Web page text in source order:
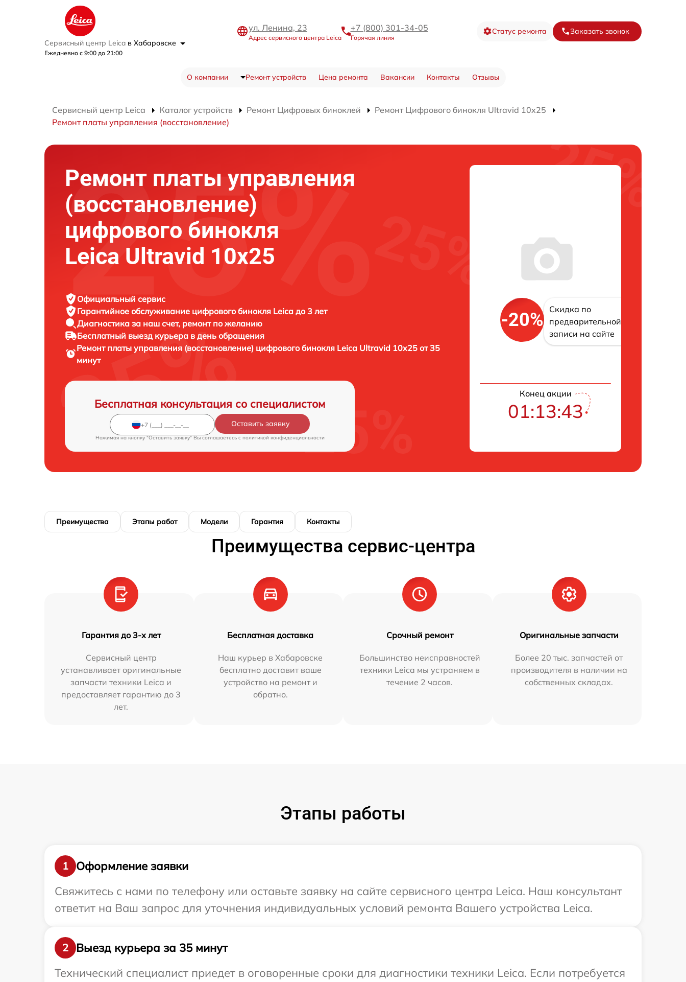
Сервисный центр Leica в Хабаровске
Ежедневно с 9:00 до 21:00
ул. Ленина, 23
Адрес сервисного центра Leica
+7 (800) 301-34-05
Горячая линия
Статус ремонта Заказать звонок
О компании Ремонт устройств Цена ремонта Вакансии Контакты Отзывы
Сервисный центр Leica Каталог устройств Ремонт Цифровых биноклей
Ремонт Цифрового бинокля Ultravid 10x25
Ремонт платы управления (восстановление)
Ремонт платы управления
(восстановление)
цифрового бинокля
Leica Ultravid 10x25
Официальный сервис
Гарантийное обслуживание цифрового бинокля Leica до 3 лет
Диагностика за наш счет, ремонт по желанию
Бесплатный выезд курьера в день обращения
Ремонт платы управления (восстановление) цифрового бинокля Leica Ultravid 10x25 от 35
минут
Бесплатная консультация со специалистом
Оставить заявку
Нажимая на кнопку "Оставить заявку" Вы соглашаетесь c политикой конфиденциальности
-20%
Скидка по
предварительной
записи на сайте
Конец акции
01:13:42
Преимущества Этапы работ Модели Гарантия Контакты
Преимущества сервис-центра
Гарантия до 3-х лет
Сервисный центр
устанавливает оригинальные
запчасти техники Leica и
предоставляет гарантию до 3
лет.
Бесплатная доставка
Наш курьер в Хабаровске
бесплатно доставит ваше
устройство на ремонт и
обратно.
Срочный ремонт
Большинство неисправностей
техники Leica мы устраняем в
течение 2 часов.
Оригинальные запчасти
Более 20 тыс. запчастей от
производителя в наличии на
собственных складах.
Этапы работы
1
Оформление заявки
Свяжитесь с нами по телефону или оставьте заявку на сайте сервисного центра Leica. Наш консультант
ответит на Ваш запрос для уточнения индивидуальных условий ремонта Вашего устройства Leica.
2
Выезд курьера за 35 минут
Технический специалист приедет в оговоренные сроки для диагностики техники Leica. Если потребуется